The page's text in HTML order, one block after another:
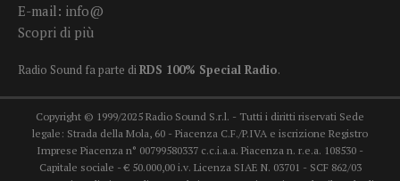
E-mail: info@
Scopri di più
Radio Sound fa parte diRDS 100% Special Radio.
Copyright © 1999/2025 Radio Sound S.r.l. - Tutti i diritti riservati Sede
legale: Strada della Mola, 60 - Piacenza C.F./P.IVA e iscrizione Registro
Imprese Piacenza n° 00799580337 c.c.i.a.a. Piacenza n. r.e.a. 108530 -
Capitale sociale - € 50.000,00 i.v. Licenza SIAE N. 03701 - SCF 862/03